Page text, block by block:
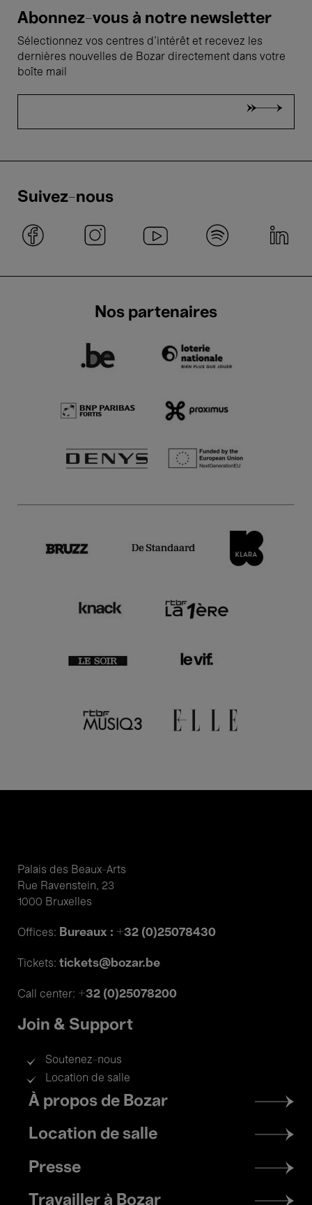
Abonnez-vous à notre newsletter
Sélectionnez vos centres d'intérêt et recevez les
dernières nouvelles de Bozar directement dans votre
boîte mail
Suivez-nous
Nos partenaires
Palais des Beaux-Arts
Rue Ravenstein, 23
1000 Bruxelles
Offices: Bureaux : +32 (0)25078430
Tickets: tickets@bozar.be
Call center: +32 (0)25078200
Join & Support
Soutenez-nous
Location de salle
Footer
menu
À propos de Bozar
Location de salle
Presse
Travailler à Bozar